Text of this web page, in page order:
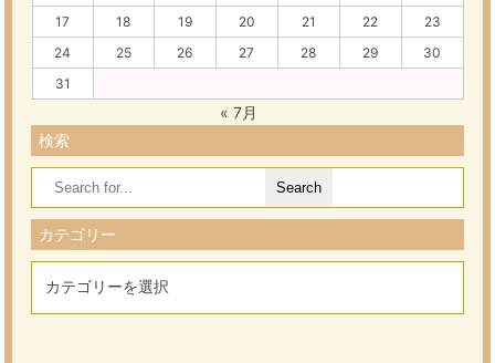
17
18 19 20 21 22
23
24
25 26 27 28 29
30
31
« 7月
検索
Search
for:
カテゴリー